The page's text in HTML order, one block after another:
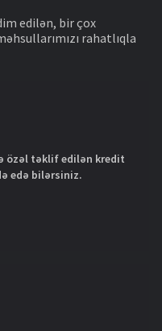
edilən, bir çox
rahatlıqla
özəl təklif edilən kredit
edə bilərsiniz.